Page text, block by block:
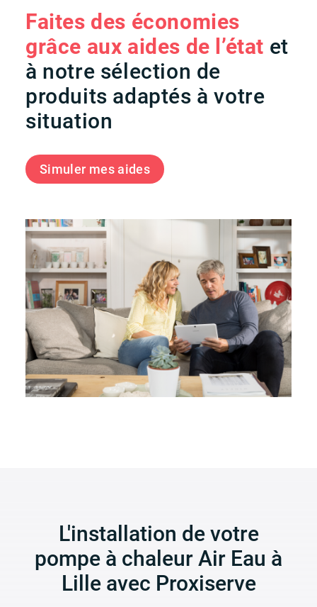
Faites des économies
grâce aux aides de l’état et
à notre sélection de
produits adaptés à votre
situation
Simuler mes aides
L'installation de votre
pompe à chaleur Air Eau à
Lille avec Proxiserve